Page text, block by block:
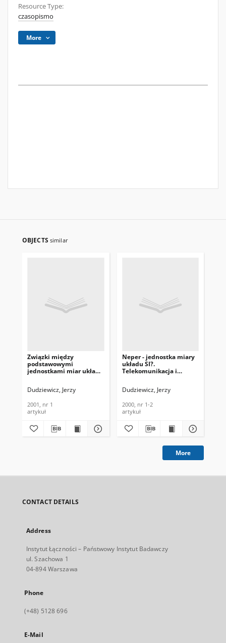
Resource Type:
czasopismo
More
OBJECTS similar
Związki między
podstawowymi
jednostkami miar układu
Telekomunikacja i
2001, nr 1
Dudziewicz, Jerzy
2001, nr 1
artykuł
Neper - jednostka miary
układu SI?.
Telekomunikacja i
Dudziewicz, Jerzy
2000, nr 1-2
artykuł
More
CONTACT DETAILS
Address
Instytut Łączności – Państwowy Instytut Badawczy
ul. Szachowa 1
04-894 Warszawa
Phone
(+48) 5128 696
E-Mail